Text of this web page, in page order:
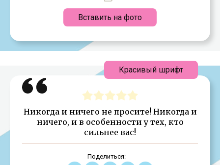
Вставить на фото
Никогда и ничего не просите! Никогда и
ничего, и в особенности у тех, кто
сильнее вас!
Поделиться:
Красивый шрифт